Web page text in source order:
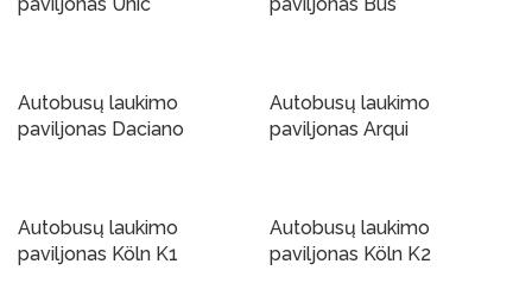
Autobusų laukimo
paviljonas Daciano
Autobusų laukimo
paviljonas Arqui
Autobusų laukimo
paviljonas Köln K1
Autobusų laukimo
paviljonas Köln K2